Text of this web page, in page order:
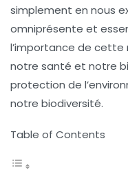
simplement en nous
omniprésente et
l’importance de cette
notre santé et notre
protection de
notre biodiversité.
Table of Contents